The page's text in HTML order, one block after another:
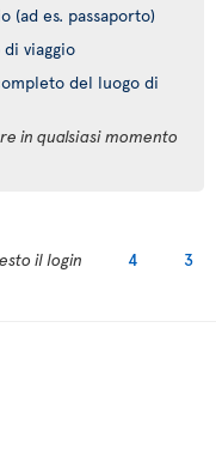
(ad es. passaporto)
viaggio
del luogo di
in qualsiasi momento
il login 4 3